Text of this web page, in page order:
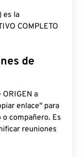
es la
COMPLETO
de
a
enlace" para
compañero. Es
reuniones